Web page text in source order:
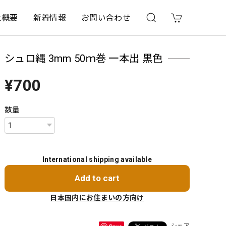
要 新着情報 お問い合わせ
シュロ縄 3mm 50ｍ巻 一本出 黒色
¥700
数量
International shipping available
Add to cart
日本国内にお住まいの方向け